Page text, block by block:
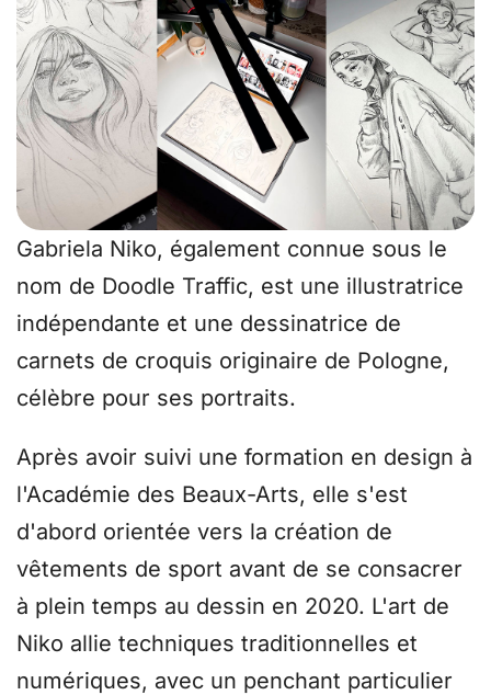
Gabriela Niko, également connue sous le
nom de Doodle Traffic, est une illustratrice
indépendante et une dessinatrice de
carnets de croquis originaire de Pologne,
célèbre pour ses portraits.
Après avoir suivi une formation en design à
l'Académie des Beaux-Arts, elle s'est
d'abord orientée vers la création de
vêtements de sport avant de se consacrer
à plein temps au dessin en 2020. L'art de
Niko allie techniques traditionnelles et
numériques, avec un penchant particulier